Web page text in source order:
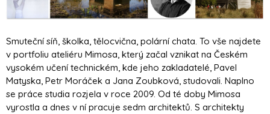
Smuteční síň, školka, tělocvična, polární chata. To vše najdete
v portfoliu ateliéru Mimosa, který začal vznikat na Českém
vysokém učení technickém, kde jeho zakladatelé, Pavel
Matyska, Petr Moráček a Jana Zoubková, studovali. Naplno
se práce studia rozjela v roce 2009. Od té doby Mimosa
vyrostla a dnes v ní pracuje sedm architektů. S architekty